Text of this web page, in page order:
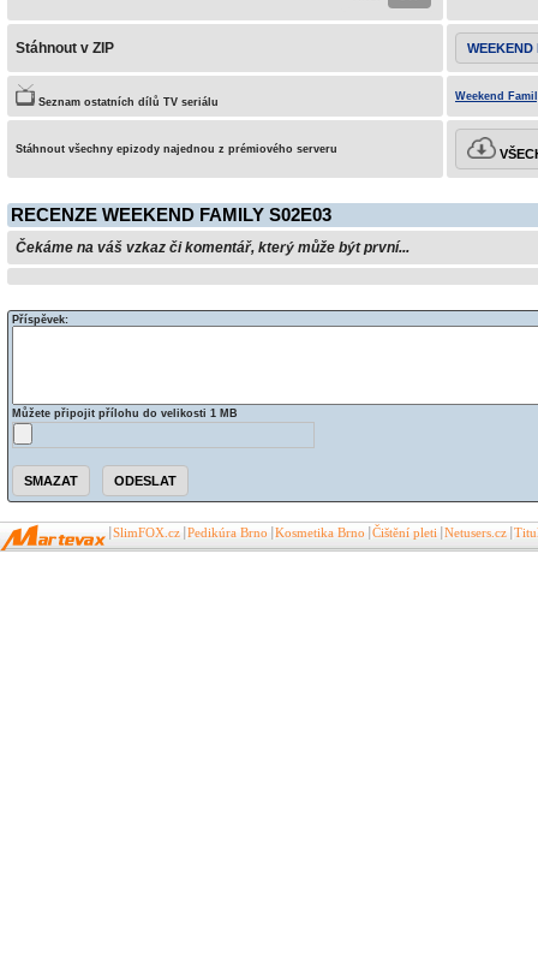
Stáhnout v ZIP WEEKEND
Seznam ostatních dílů TV seriálu Weekend
Stáhnout všechny epizody najednou z prémiového serveru
RECENZE WEEKEND FAMILY S02E03
Čekáme na váš vzkaz či komentář, který může být první...
Příspěvek:
Můžete připojit přílohu do velikosti 1 MB
SlimFOX.cz Pedikúra Brno Kosmetika Brno Čištění pleti Netusers.cz